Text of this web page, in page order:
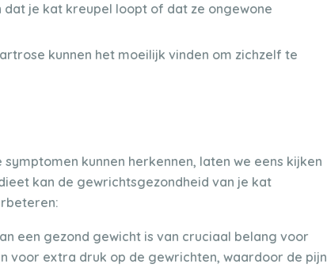
dat je kat kreupel loopt of dat ze ongewone
kunnen het moeilijk vinden om zichzelf te
kunnen herkennen, laten we eens kijken
kan de gewrichtsgezondheid van je kat
een gezond gewicht is van cruciaal belang voor
voor extra druk op de gewrichten, waardoor de pijn